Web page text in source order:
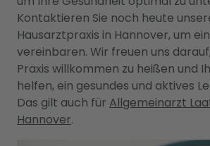
Kontaktieren Sie noch heute
Hausarztpraxis in Hannover, um
vereinbaren. Wir freuen uns
Praxis willkommen zu heißen und
helfen, ein gesundes und aktives
Das gilt auch für Allgemeinarzt
Hannover.